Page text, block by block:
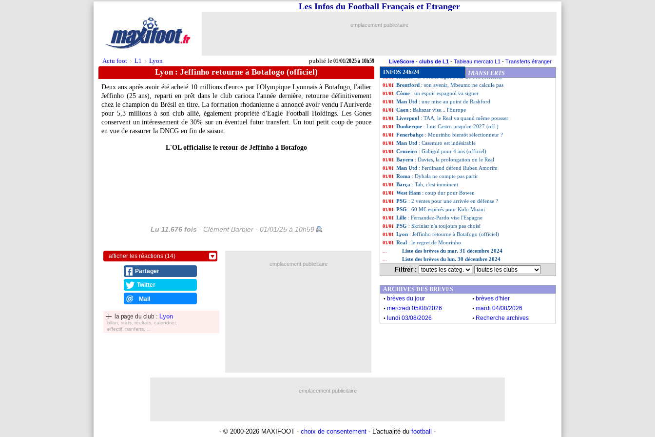
Actu foot > L1 > Lyon publié le01/01/2025 à 10h59
Les Infos du Football Français et Etranger
emplacement publicitaire
LiveScore - clubs de L1 - Tableau mercato L1 - Transferts étranger
Lyon : Jeffinho retourne à Botafogo (officiel)
Deux ans après avoir été acheté 10 millions d'euros par l'Olympique Lyonnais à Botafogo, l'ailier
Jeffinho (25 ans), reparti en prêt dans le club carioca l'année dernière, retourne définitivement
chez le champion du Brésil en titre. La formation rhodanienne a annoncé avoir vendu l'Auriverde
pour 5,3 millions à son club allié, également propriété d'Eagle Football Holdings. Les Gones
conservent un intéressement de 30% sur un éventuel futur transfert. Un tout petit coup de pouce
en vue de rassurer la DNCG en fin de saison.
L'OL officialise le retour de Jeffinho à Botafogo
Lu 11.676 fois - Clément Barbier - 01/01/25 à 10h59
afficher les réactions (14)
Partager
Twitter
Mail
la page du club : Lyon
bilan, stats, réultats, calendrier,
effectif, tranferts, ...
INFOS 24h/24 TRANSFERTS
01/01 Atalanta: le PSG s'intéresse à Carnesecchi
01/01 Ang.: Arsenal renverse Brentford
01/01 PSG
01/01 Inter: Mkhitaryan pas fermé à l'Arabie Saoudite
01/01 Rennes: les premiers mots de Fofana
: S. Fofana signe pour 20 M€ (officiel)
01/01 Brentford : son avenir, Mbeumo ne calcule pas
01/01 Côme : un espoir espagnol va signer
01/01 Man Utd : une mise au point de Rashford
01/01 Caen : Baltazar vise... l'Europe
01/01 Liverpool : TAA, le Real va quand même pousser
01/01 Dunkerque : Luis Castro jusqu'en 2027 (off.)
01/01 Fenerbahçe : Mourinho bientôt sélectionneur ?
01/01 Man Utd : Casemiro est indésirable
01/01 Cruzeiro : Gabigol pour 4 ans (officiel)
01/01 Bayern : Davies, la prolongation ou le Real
01/01 Man Utd : Ferdinand défend Ruben Amorim
01/01 Roma : Dybala ne compte pas partir
01/01 Barça : Tah, c'est imminent
01/01 West Ham : coup dur pour Bowen
01/01 PSG : 2 ventes pour une arrivée en défense ?
01/01 PSG : 60 M€ espérés pour Kolo Muani
01/01 Lille : Fernandez-Pardo vise l'Espagne
01/01 PSG : Skriniar n'a toujours pas choisi
01/01 Lyon : Jeffinho retourne à Botafogo (officiel)
01/01 Real : le regret de Mourinho
Liste des brèves du mar. 31 décembre 2024
Liste des brèves du lun. 30 décembre 2024
Filtrer :
emplacement publicitaire
ARCHIVES DES BREVES
. brèves du jour . brèves d'hier
. mercredi 05/08/2026 . mardi 04/08/2026
. lundi 03/08/2026 . Recherche archives
emplacement publicitaire
- © 2000-2026 MAXIFOOT - choix de consentement - L'actualité du football -